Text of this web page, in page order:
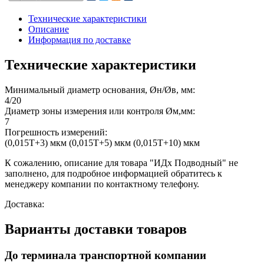
Технические характеристики
Описание
Информация по доставке
Технические характеристики
Минимальный диаметр основания, Øн/Øв, мм:
4/20
Диаметр зоны измерения или контроля Øм,мм:
7
Погрешность измерений:
(0,015Т+3) мкм (0,015Т+5) мкм (0,015Т+10) мкм
К сожалению, описание для товара "ИДх Подводный" не
заполнено, для подробное информацией обратитесь к
менеджеру компании по контактному телефону.
Доставка:
Варианты доставки товаров
До терминала транспортной компании